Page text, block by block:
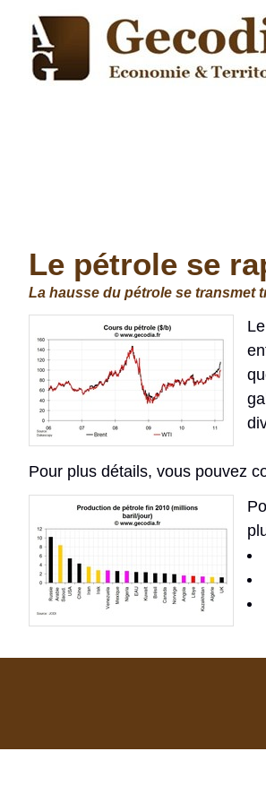
Le pétrole se
La hausse du pétrole se transmet
Le
Pour plus détails, vous pouvez